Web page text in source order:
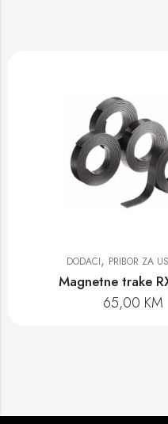
,PRIBOR ZA USISAVAČ
Magnetne trake RX-MB 4
KM